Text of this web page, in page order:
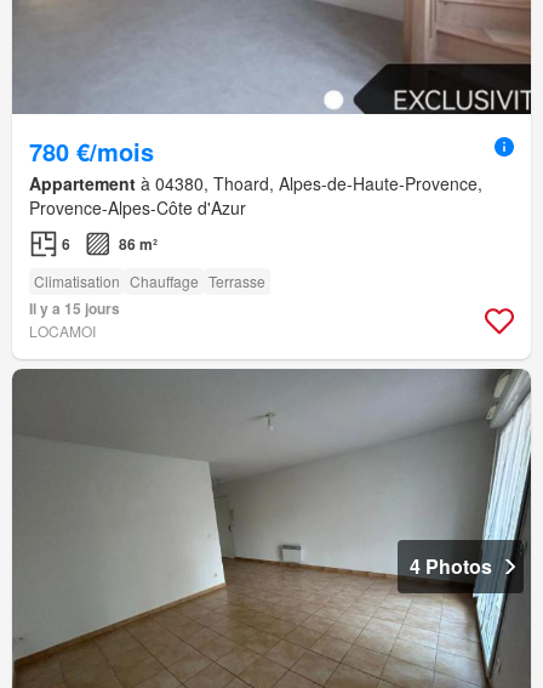
780 €/mois
Appartement à 04380, Thoard, Alpes-de-Haute-Provence,
Provence-Alpes-Côte d'Azur
6 86 m²
Climatisation Chauffage Terrasse
Il y a 15 jours
LOCAMOI
4 Photos